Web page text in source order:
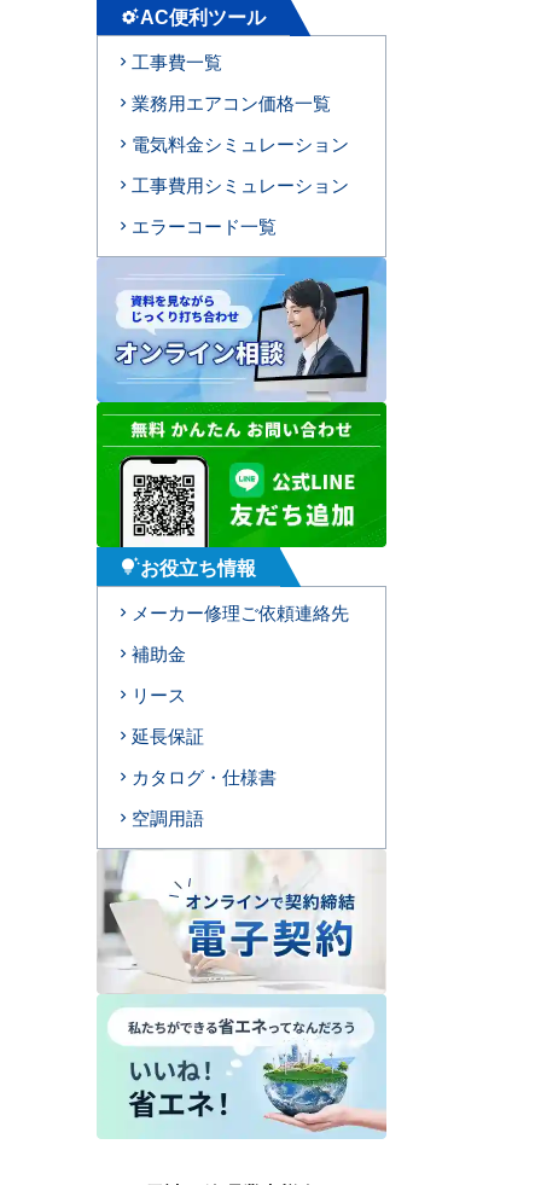
settings_suggestAC便利ツール
工事費一覧
業務用エアコン価格一覧
電気料金シミュレーション
工事費用シミュレーション
エラーコード一覧
tips_and_updatesお役立ち情報
メーカー修理ご依頼連絡先
補助金
リース
延長保証
カタログ・仕様書
空調用語